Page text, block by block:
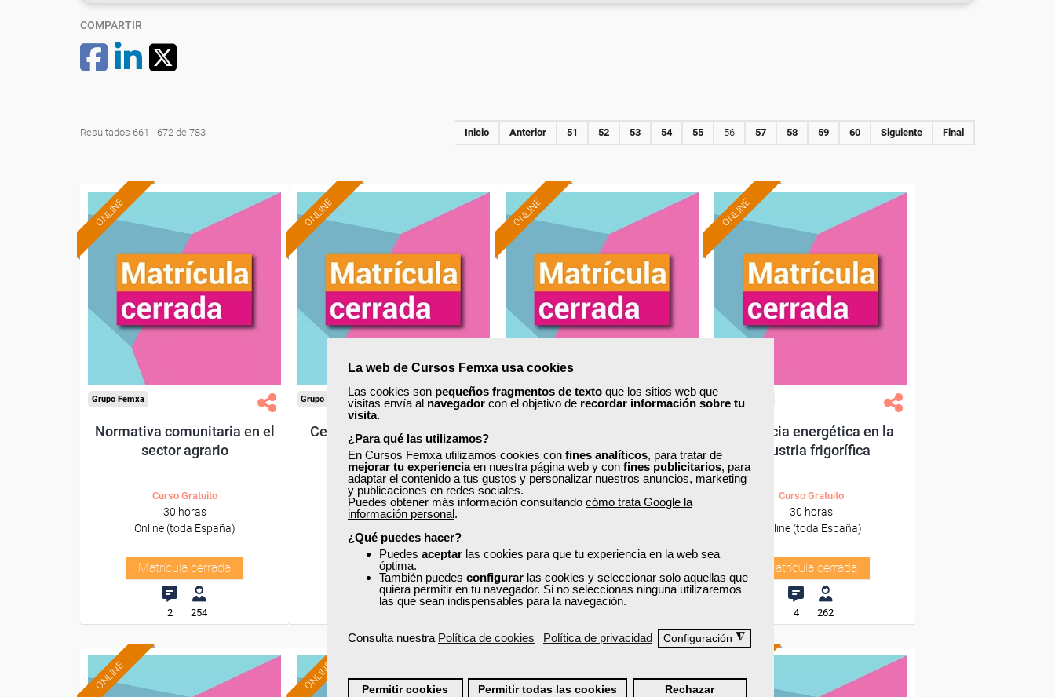
La web de Cursos Femxa usa cookies
Las cookies son pequeños fragmentos de texto que los sitios web que
visitas envía al navegador con el objetivo de recordar información sobre tu
visita.
¿Para qué las utilizamos?
En Cursos Femxa utilizamos cookies con fines analíticos, para tratar de
mejorar tu experienciaen nuestra página web y con fines publicitarios, para
adaptar el contenido a tus gustos y personalizar nuestros anuncios, marketing
y publicaciones en redes sociales.
Puedes obtener más información consultando cómo trata Google la
información personal.
¿Qué puedes hacer?
Puedes aceptar las cookies para que tu experiencia en la web sea
óptima.
También puedes configurar las cookies y seleccionar solo aquellas que
quiera permitir en tu navegador. Si no seleccionas ninguna utilizaremos
las que sean indispensables para la navegación.
Consulta nuestra Política de cookies Política de privacidad Configuración ◮
Permitir cookies Permitir todas las cookies Rechazar
COMPARTIR
Resultados 661 - 672 de 783 Inicio Anterior 51 52 53 54 55 56 57 58 59 60 Siguiente Final
ONLINE
Grupo Femxa
Normativa comunitaria en el
sector agrario
Curso Gratuito
30 horas
Online (toda España)
Matrícula cerrada
2 254
ONLINE
Grupo Femxa
Certificación de calidad en
alimentación
Curso Gratuito
50 horas
Matrícula cerrada
ONLINE
Grupo Femxa
optimización de costes
Curso Gratuito
25 horas
ONLINE
Grupo Femxa
Eficiencia energética en la
industria frigorífica
Curso Gratuito
30 horas
Online (toda España)
Matrícula cerrada
4 262
ONLINE ONLINE ONLINE ONLINE